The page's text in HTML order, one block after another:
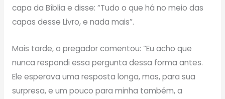
capa da Bíblia e disse: “Tudo o que há no meio das
capas desse Livro, e nada mais”.
Mais tarde, o pregador comentou: “Eu acho que
nunca respondi essa pergunta dessa forma antes.
Ele esperava uma resposta longa, mas, para sua
surpresa, e um pouco para minha também, a